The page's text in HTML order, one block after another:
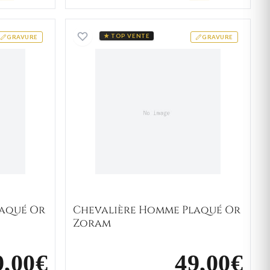
GRAVURE
Homme Plaqué Or Ghasem
Or
GRAVURE
★ TOP VENTE Chevalière Homme
Chevalière Homme Plaqué Or
Zoram